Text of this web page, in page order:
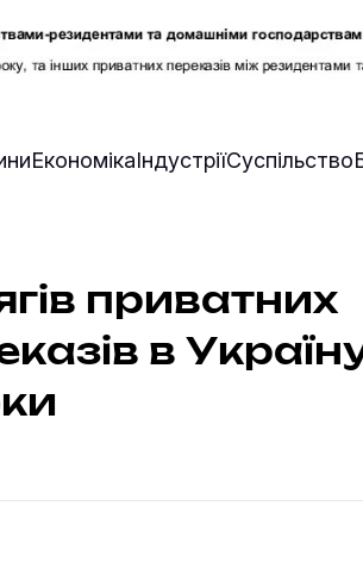
ЕкономікаІндустріїСуспільство
приватних
в